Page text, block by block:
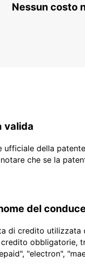
Nessun costo
valida
ufficiale della
che se la
del
di credito
obbligatorie,
"electron",